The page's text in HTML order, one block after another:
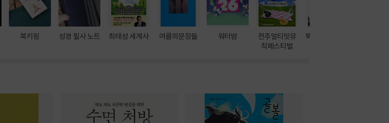
북키링 성경 필사 노트 최태성 세계사 여름의문장들 워터밤
전주얼티밋뮤
직페스티벌
뚝딱! AI 3대장